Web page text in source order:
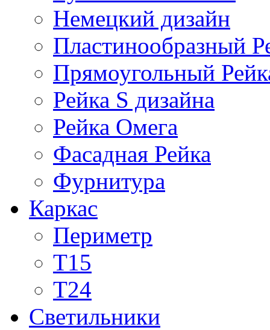
Немецкий дизайн
Пластинообразный
Прямоугольный
Рейка S дизайна
Рейка Омега
Фасадная Рейка
Фурнитура
Каркас
Периметр
Т15
Т24
Светильники